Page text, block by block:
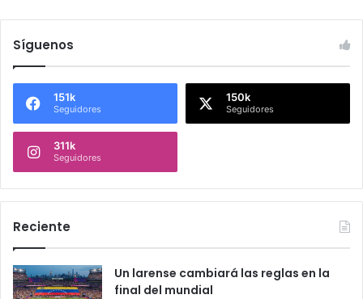
Síguenos
151k
Seguidores
150k
Seguidores
311k
Seguidores
Reciente
Un larense cambiará las reglas en la
final del mundial